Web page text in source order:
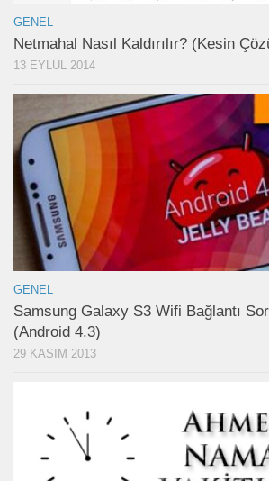
GENEL
Netmahal Nasıl Kaldırılır? (Kesin
13 EYLÜL 2014
GENEL
Samsung Galaxy S3 Wifi Bağlantı
(Android 4.3)
29 KASIM 2013